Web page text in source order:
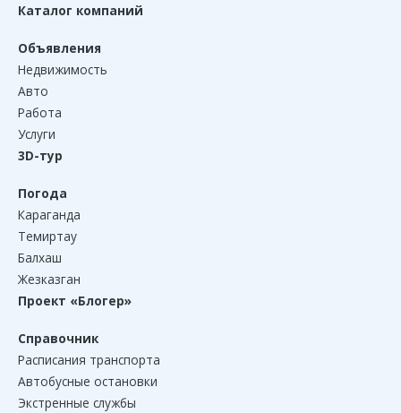
Каталог компаний
Объявления
Недвижимость
Авто
Работа
Услуги
3D-тур
Погода
Караганда
Темиртау
Балхаш
Жезказган
Проект «Блогер»
Справочник
Расписания транспорта
Автобусные остановки
Экстренные службы